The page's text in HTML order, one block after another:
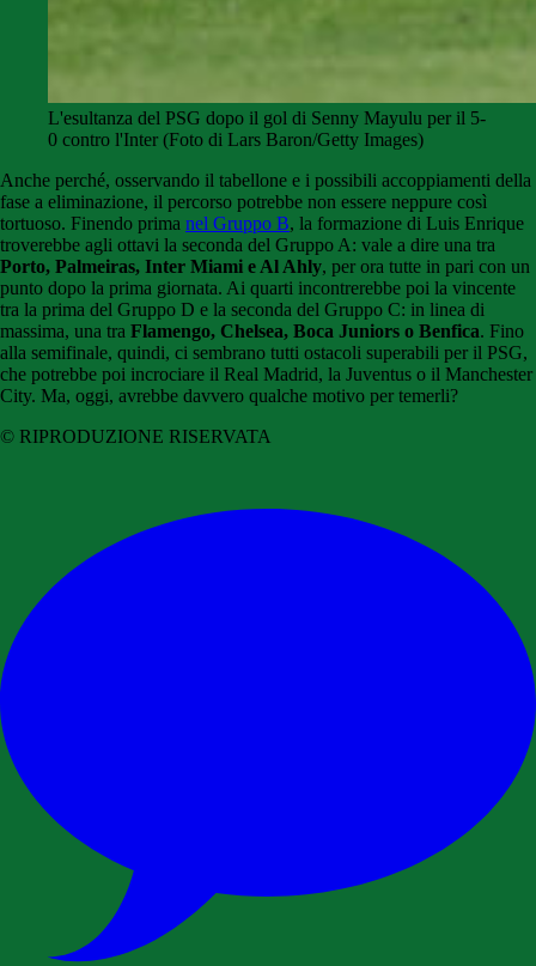
L'esultanza del PSG dopo il gol di Senny Mayulu per il 5-
0 contro l'Inter (Foto di Lars Baron/Getty Images)
Anche perché, osservando il tabellone e i possibili accoppiamenti della
fase a eliminazione, il percorso potrebbe non essere neppure così
tortuoso. Finendo prima nel Gruppo B, la formazione di Luis Enrique
troverebbe agli ottavi la seconda del Gruppo A: vale a dire una tra
Porto, Palmeiras, Inter Miami e Al Ahly, per ora tutte in pari con un
punto dopo la prima giornata. Ai quarti incontrerebbe poi la vincente
tra la prima del Gruppo D e la seconda del Gruppo C: in linea di
massima, una tra Flamengo, Chelsea, Boca Juniors o Benfica. Fino
alla semifinale, quindi, ci sembrano tutti ostacoli superabili per il PSG,
che potrebbe poi incrociare il Real Madrid, la Juventus o il Manchester
City. Ma, oggi, avrebbe davvero qualche motivo per temerli?
© RIPRODUZIONE RISERVATA